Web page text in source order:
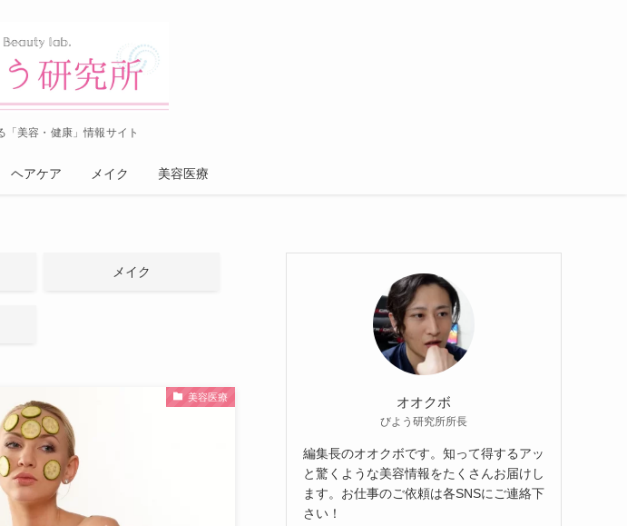
「美容・健康」情報サイト
ヘアケア メイク 美容医療
メイク
美容医療 オオクボ
びよう研究所所長
編集長のオオクボです。知って得するアッ
と驚くような美容情報をたくさんお届けし
ます。お仕事のご依頼は各SNSにご連絡下
さい！